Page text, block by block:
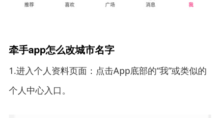
牵手app怎么改城市名字
1.进入个人资料页面：点击App底部的“我”或类似的
个人中心入口。